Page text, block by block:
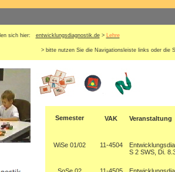
sich hier: entwicklungsdiagnostik.de> Lehre
> bitte nutzen Sie die Navigationsleiste links oder die
Semester VAK Veranstaltung
WiSe 01/02 11-4504
S 2 SWS, Di.